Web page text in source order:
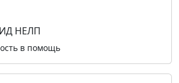
НЕЛП
в помощь